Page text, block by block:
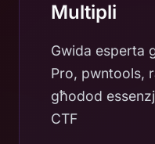
Multipli
Gwida esperta
Pro, pwntools,
għodod
CTF